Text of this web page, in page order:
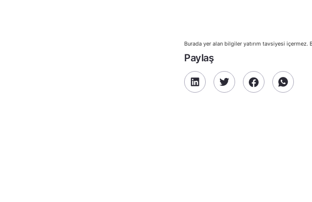
Burada yer alan bilgiler yatırım tavsiyesi içermez.
Paylaş